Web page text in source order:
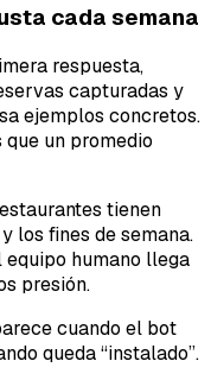
cada semana
respuesta,
capturadas y
ejemplos concretos.
un promedio
tienen
los fines de semana.
humano llega
presión.
cuando el bot
queda “instalado”.